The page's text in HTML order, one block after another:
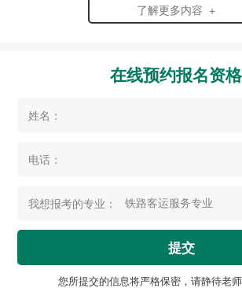
了解更多内容 +
在线预约报名资格
姓名：
电话：
我想报考的专业：
提交
您所提交的信息将严格保密，请静待老师